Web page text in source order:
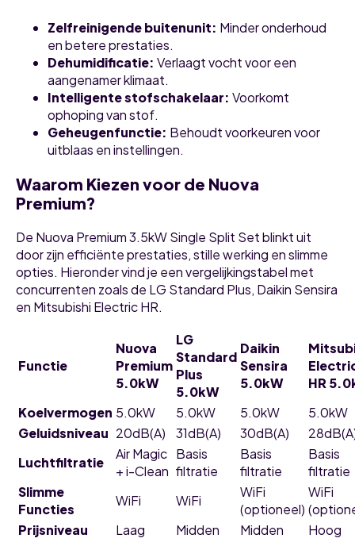
Zelfreinigende buitenunit: Minder onderhoud
en betere prestaties.
Dehumidificatie: Verlaagt vocht voor een
aangenamer klimaat.
Intelligente stofschakelaar: Voorkomt
ophoping van stof.
Geheugenfunctie: Behoudt voorkeuren voor
uitblaas en instellingen.
Waarom Kiezen voor de Nuova
Premium?
De Nuova Premium 3.5kW Single Split Set blinkt uit
door zijn efficiënte prestaties, stille werking en slimme
opties. Hieronder vind je een vergelijkingstabel met
concurrenten zoals de LG Standard Plus, Daikin Sensira
en Mitsubishi Electric HR.
Functie
Nuova
Premium
5.0kW
LG
Standard
Plus
5.0kW
Daikin
Sensira
5.0kW
HR
Koelvermogen 5.0kW 5.0kW 5.0kW
5.0kW
Geluidsniveau 20dB(A) 31dB(A) 30dB(A)
Luchtfiltratie
Air Magic
+ i-Clean
Basis
filtratie
Basis
filtratie
Basis
filtratie
Slimme
Functies
WiFi WiFi
WiFi
(optioneel)
WiFi
Prijsniveau
Laag Midden Midden Hoog